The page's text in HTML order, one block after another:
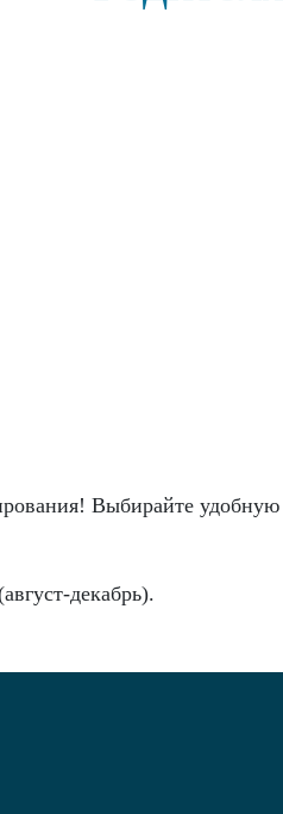
Выбирайте
декабрь).